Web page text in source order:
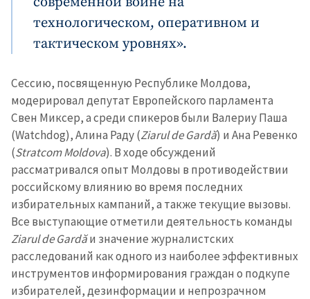
информацию
О ZDG
în Română in English
технологическом, оперативном и
тактическом уровнях».
Сессию, посвященную Республике Молдова,
модерировал депутат Европейского парламента
Свен Миксер, а среди спикеров были Валериу Паша
(Watchdog), Алина Раду (Ziarul de Gardă) и Ана Ревенко
(Stratcom Moldova). В ходе обсуждений
рассматривался опыт Молдовы в противодействии
российскому влиянию во время последних
избирательных кампаний, а также текущие вызовы.
Все выступающие отметили деятельность команды
Ziarul de Gardăи значение журналистских
расследований как одного из наиболее эффективных
инструментов информирования граждан о подкупе
избирателей, дезинформации и непрозрачном